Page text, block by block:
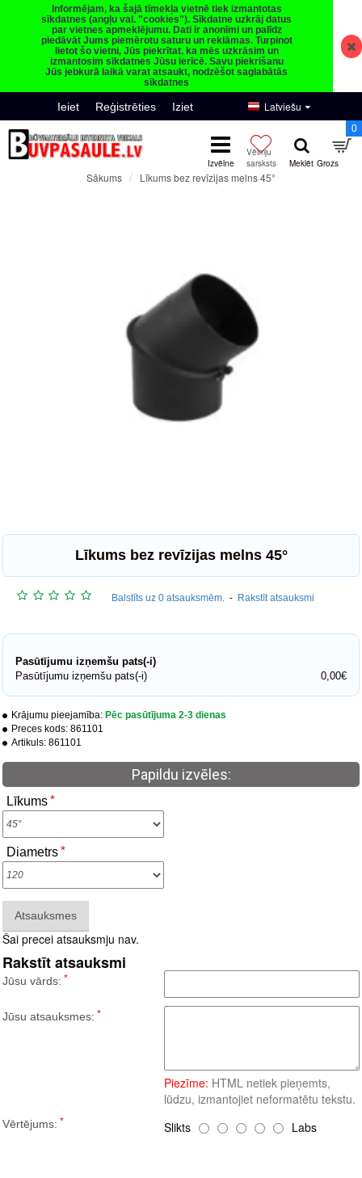
Informējam, ka šajā tīmekļa vietnē tiek izmantotas
sīkdatnes (angļu val. "cookies"). Sīkdatne uzkrāj datus
par vietnes apmeklējumu. Dati ir anonīmi un palīdz
piedāvāt Jums piemērotu saturu un reklāmas. Turpinot
lietot šo vietni, Jūs piekrītat, ka mēs uzkrāsim un
izmantosim sīkdatnes Jūsu ierīcē. Savu piekrišanu
Jūs jebkurā laikā varat atsaukt, nodzēšot saglabātās
sīkdatnes
Ieiet Reģistrēties Iziet Latviešu
0
Sākums Līkums bez revīzijas melns 45°
Līkums bez revīzijas melns 45°
Krājumu pieejamība: Pēc pasūtījuma 2-3 dienas
Preces kods: 861101
Artikuls: 861101
Balstīts uz 0 atsauksmēm. - Rakstīt atsauksmi
Papildu izvēles:
Līkums
Diametrs
Pasūtījumu izņemšu pats(-i)
Pasūtījumu izņemšu pats(-i)
0,00€
Atsauksmes
Šai precei atsauksmju nav.
Rakstīt atsauksmi
Jūsu vārds:
Jūsu atsauksmes:
Piezīme: HTML netiek pieņemts,
lūdzu, izmantojiet neformatētu tekstu.
Vērtējums: Slikts Labs